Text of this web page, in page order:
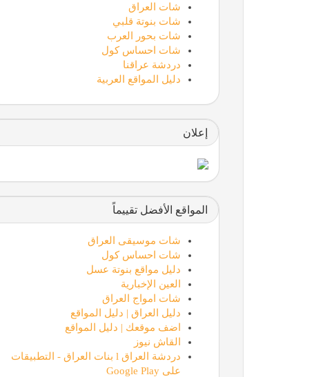
شات العراق
شات بنوتة قلبي
شات بحور العرب
شات احساس كول
دردشة عراقنا
دليل المواقع العربية
إعلان
المواقع الأفضل تقييماً
شات موسيقى العراق
شات احساس كول
دليل مواقع بنوتة عسل
العين الإخبارية
شات امواج العراق
دليل العراق | دليل المواقع
اضف موقعك | دليل المواقع
القاش نيوز
دردشة العراق l بنات العراق - التطبيقات
على Google Play